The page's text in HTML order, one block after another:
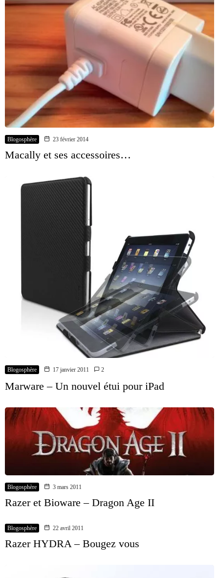
Blogosphère 23 février 2014
Macally et ses accessoires…
Blogosphère 17 janvier 2011 2
Marware – Un nouvel étui pour iPad
Blogosphère 3 mars 2011
Razer et Bioware – Dragon Age II
Blogosphère 22 avril 2011
Razer HYDRA – Bougez vous